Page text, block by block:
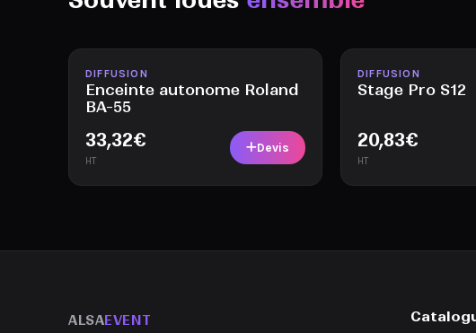
Disponible
DIFFUSION
Enceinte autonome Roland
BA-55
33,32€
HT
Devis
Disponible
DIFFUSION
Stage Pro S12
20,83€
HT
ALSAEVENT